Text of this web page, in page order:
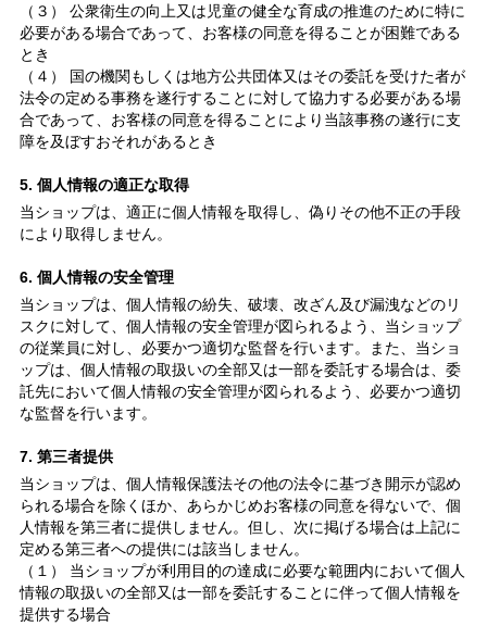
（３） 公衆衛生の向上又は児童の健全な育成の推進のために特に
必要がある場合であって、お客様の同意を得ることが困難である
とき
（４） 国の機関もしくは地方公共団体又はその委託を受けた者が
法令の定める事務を遂行することに対して協力する必要がある場
合であって、お客様の同意を得ることにより当該事務の遂行に支
障を及ぼすおそれがあるとき
5. 個人情報の適正な取得
当ショップは、適正に個人情報を取得し、偽りその他不正の手段
により取得しません。
6. 個人情報の安全管理
当ショップは、個人情報の紛失、破壊、改ざん及び漏洩などのリ
スクに対して、個人情報の安全管理が図られるよう、当ショップ
の従業員に対し、必要かつ適切な監督を行います。また、当ショ
ップは、個人情報の取扱いの全部又は一部を委託する場合は、委
託先において個人情報の安全管理が図られるよう、必要かつ適切
な監督を行います。
7. 第三者提供
当ショップは、個人情報保護法その他の法令に基づき開示が認め
られる場合を除くほか、あらかじめお客様の同意を得ないで、個
人情報を第三者に提供しません。但し、次に掲げる場合は上記に
定める第三者への提供には該当しません。
（１） 当ショップが利用目的の達成に必要な範囲内において個人
情報の取扱いの全部又は一部を委託することに伴って個人情報を
提供する場合